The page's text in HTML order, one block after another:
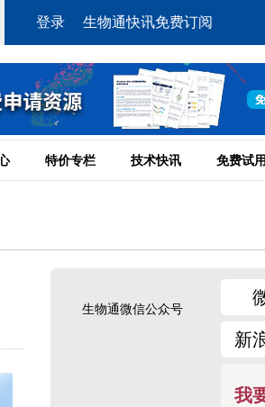
登录 生物通快讯免费订阅
特价专栏 技术快讯 免费试用
生物通微信公众号
新
我